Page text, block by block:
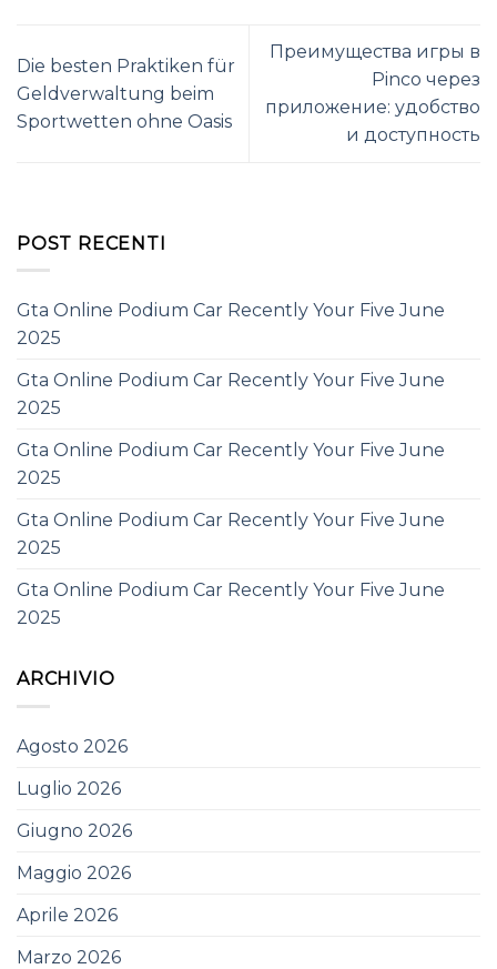
Die besten Praktiken für
Geldverwaltung beim
Sportwetten ohne Oasis
Преимущества игры в
Pinco через
приложение: удобство
и доступность
POST RECENTI
Gta Online Podium Car Recently Your Five June
2025
Gta Online Podium Car Recently Your Five June
2025
Gta Online Podium Car Recently Your Five June
2025
Gta Online Podium Car Recently Your Five June
2025
Gta Online Podium Car Recently Your Five June
2025
ARCHIVIO
Agosto 2026
Luglio 2026
Giugno 2026
Maggio 2026
Aprile 2026
Marzo 2026